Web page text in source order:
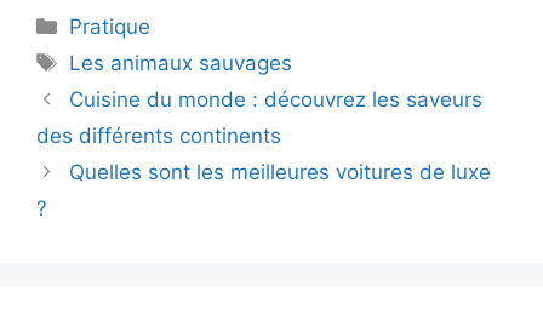
Catégories
Pratique
Étiquettes
Les animaux sauvages
Cuisine du monde : découvrez les saveurs
des différents continents
Quelles sont les meilleures voitures de luxe
?